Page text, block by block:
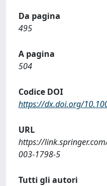
Da pagina
495
A pagina
504
Codice DOI
https://dx.doi.org/
URL
https://
003-1798-5
Tutti gli autori